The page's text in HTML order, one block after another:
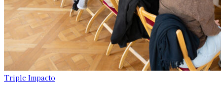
Triple Impacto